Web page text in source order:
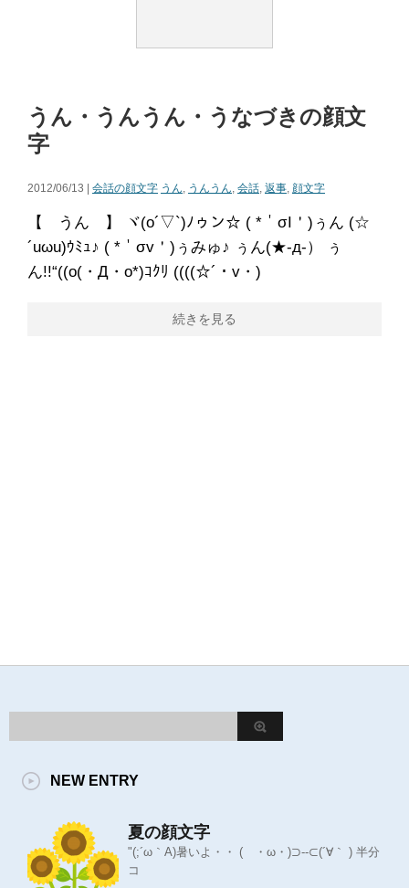
うん・うんうん・うなづきの顔文
字
2012/06/13 | 会話の顔文字 うん, うんうん, 会話, 返事, 顔文字
【 うん 】 ヾ(o´▽`)ﾉゥン☆ ( *＇σI＇)ぅん (☆
´uωu)ｳﾐｭ♪ ( *＇σv＇)ぅみゅ♪ ぅん(★-д-） ぅ
ん!!“((o(・Д・o*)ｺｸﾘ ((((☆´・v・)
続きを見る
NEW ENTRY
夏の顔文字
"(;´ω｀A)暑いよ・・ ( ・ω・)⊃--⊂(´∀｀ ) 半分
コ